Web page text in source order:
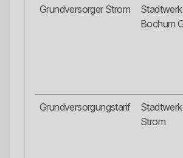
Grundversorger Strom
Bochum
Grundversorgungstarif
Strom